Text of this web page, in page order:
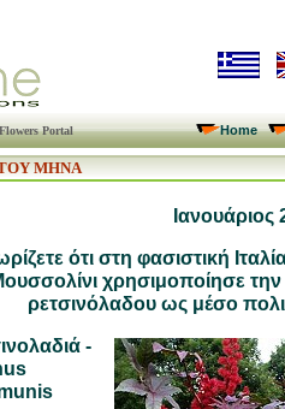
Portal Home
ΜΗΝΑ
Ιανουάριος
ότι στη φασιστική
χρησιμοποίησε
ρετσινόλαδου ως μέσο
-